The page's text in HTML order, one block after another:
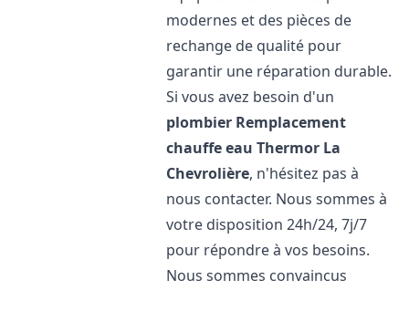
modernes et des pièces de
rechange de qualité pour
garantir une réparation durable.
Si vous avez besoin d'un
plombier Remplacement
chauffe eau Thermor La
Chevrolière, n'hésitez pas à
nous contacter. Nous sommes à
votre disposition 24h/24, 7j/7
pour répondre à vos besoins.
Nous sommes convaincus